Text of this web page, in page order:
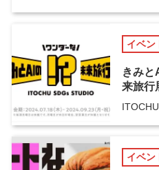
イベン
きみと
来旅行
イベン